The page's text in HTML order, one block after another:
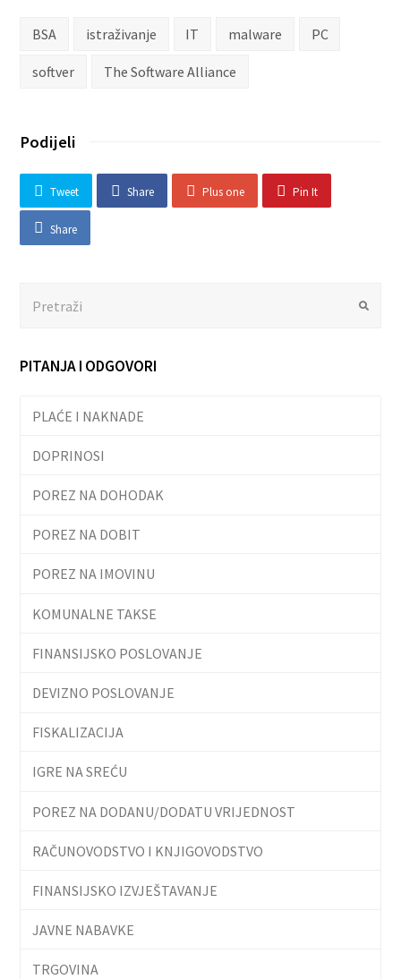
BSA istraživanje IT malware PC
softver The Software Alliance
Podijeli
Tweet Share Plus one Pin It
Share
PITANJA I ODGOVORI
PLAĆE I NAKNADE
DOPRINOSI
POREZ NA DOHODAK
POREZ NA DOBIT
POREZ NA IMOVINU
KOMUNALNE TAKSE
FINANSIJSKO POSLOVANJE
DEVIZNO POSLOVANJE
FISKALIZACIJA
IGRE NA SREĆU
POREZ NA DODANU/DODATU VRIJEDNOST
RAČUNOVODSTVO I KNJIGOVODSTVO
FINANSIJSKO IZVJEŠTAVANJE
JAVNE NABAVKE
TRGOVINA